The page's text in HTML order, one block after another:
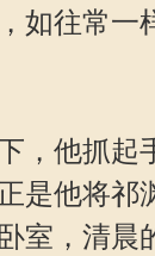
如往常一
他抓起
是他将祁
室，清晨